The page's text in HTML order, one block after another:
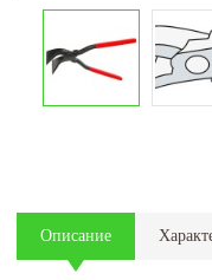
Описание